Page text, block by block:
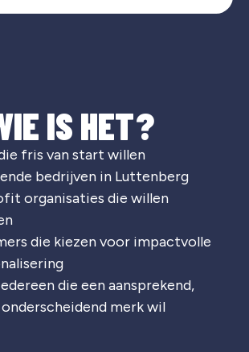
IS HET?
fris van start willen
bedrijven in Luttenberg
organisaties die willen
die kiezen voor impactvolle
die een aansprekend,
merk wil